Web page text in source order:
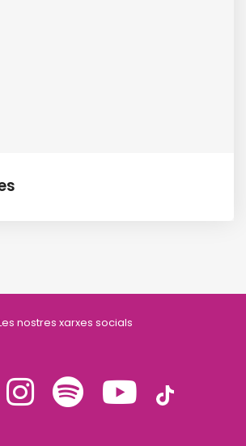
nostres xarxes socials